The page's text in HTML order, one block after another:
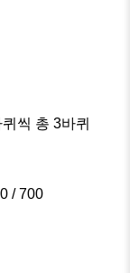
씩 총 3바퀴
/ 700